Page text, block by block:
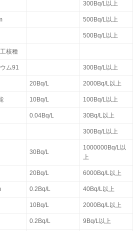
300Bq/L以上
500Bq/L以上
500Bq/L以上
核種
ム91 300Bq/L以上
20Bq/L 2000Bq/L以上
10Bq/L 100Bq/L以上
0.04Bq/L 30Bq/L以上
300Bq/L以上
30Bq/L
1000000Bq/L以
上
20Bq/L 6000Bq/L以上
0.2Bq/L 40Bq/L以上
10Bq/L 2000Bq/L以上
0.2Bq/L 9Bq/L以上